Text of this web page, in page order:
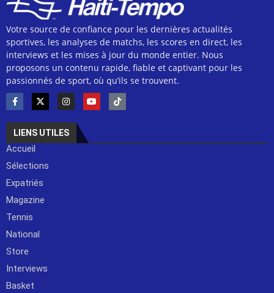
Votre source de confiance pour les dernières actualités
sportives, les analyses de matchs, les scores en direct, les
interviews et les mises à jour du monde entier. Nous
proposons un contenu rapide, fiable et captivant pour les
passionnés de sport, où qu’ils se trouvent.
LIENS UTILES
Accueil
Sélections
Expatriés
Magazine
Tennis
National
Store
Interviews
Basket